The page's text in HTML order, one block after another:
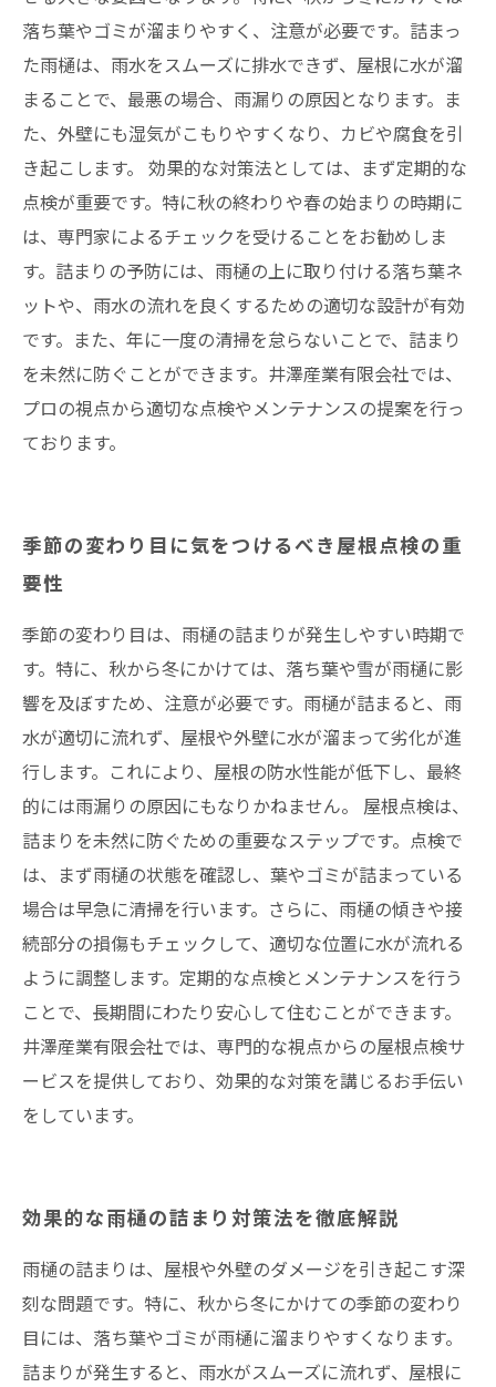
落ち葉やゴミが溜まりやすく、注意が必要です。詰まっ
た雨樋は、雨水をスムーズに排水できず、屋根に水が溜
まることで、最悪の場合、雨漏りの原因となります。ま
た、外壁にも湿気がこもりやすくなり、カビや腐食を引
き起こします。 効果的な対策法としては、まず定期的な
点検が重要です。特に秋の終わりや春の始まりの時期に
は、専門家によるチェックを受けることをお勧めしま
す。詰まりの予防には、雨樋の上に取り付ける落ち葉ネ
ットや、雨水の流れを良くするための適切な設計が有効
です。また、年に一度の清掃を怠らないことで、詰まり
を未然に防ぐことができます。井澤産業有限会社では、
プロの視点から適切な点検やメンテナンスの提案を行っ
ております。
季節の変わり目に気をつけるべき屋根点検の重
要性
季節の変わり目は、雨樋の詰まりが発生しやすい時期で
す。特に、秋から冬にかけては、落ち葉や雪が雨樋に影
響を及ぼすため、注意が必要です。雨樋が詰まると、雨
水が適切に流れず、屋根や外壁に水が溜まって劣化が進
行します。これにより、屋根の防水性能が低下し、最終
的には雨漏りの原因にもなりかねません。 屋根点検は、
詰まりを未然に防ぐための重要なステップです。点検で
は、まず雨樋の状態を確認し、葉やゴミが詰まっている
場合は早急に清掃を行います。さらに、雨樋の傾きや接
続部分の損傷もチェックして、適切な位置に水が流れる
ように調整します。定期的な点検とメンテナンスを行う
ことで、長期間にわたり安心して住むことができます。
井澤産業有限会社では、専門的な視点からの屋根点検サ
ービスを提供しており、効果的な対策を講じるお手伝い
をしています。
効果的な雨樋の詰まり対策法を徹底解説
雨樋の詰まりは、屋根や外壁のダメージを引き起こす深
刻な問題です。特に、秋から冬にかけての季節の変わり
目には、落ち葉やゴミが雨樋に溜まりやすくなります。
詰まりが発生すると、雨水がスムーズに流れず、屋根に